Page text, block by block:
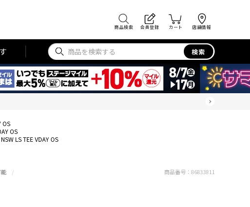
商品検索 会員登録 カート 店舗情報
検索
OS
OS
LS TEE VDAY OS
商品番号： 86833811